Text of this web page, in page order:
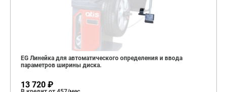
EG Линейка для автоматического определения и ввода
параметров ширины диска.
13 720 ₽